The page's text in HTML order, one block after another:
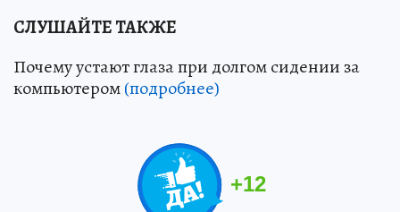
СЛУШАЙТЕ ТАКЖЕ
Почему устают глаза при долгом сидении за
компьютером(подробнее)
+12